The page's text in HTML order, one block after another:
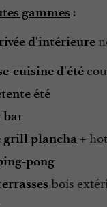
gammes :
d'intérieure
cuisine d'été
été
bar
grill plancha +
pong
bois